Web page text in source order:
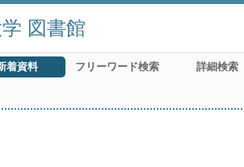
図書館
着資料 フリーワード検索 詳細検索